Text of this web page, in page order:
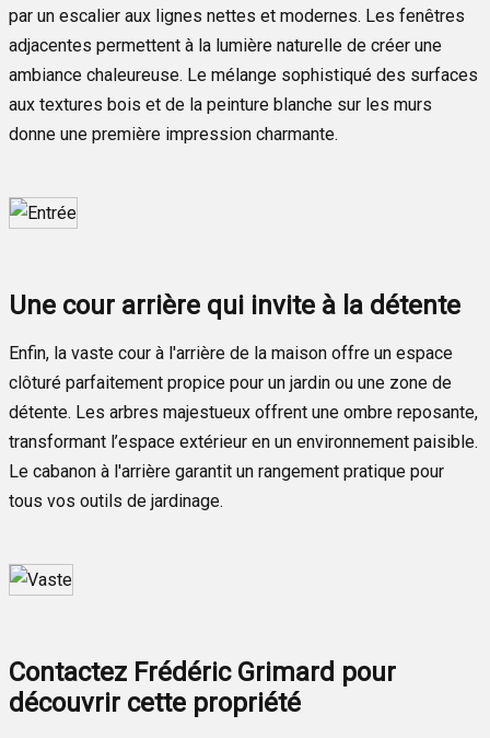
par un escalier aux lignes nettes et modernes. Les fenêtres
adjacentes permettent à la lumière naturelle de créer une
ambiance chaleureuse. Le mélange sophistiqué des surfaces
aux textures bois et de la peinture blanche sur les murs
donne une première impression charmante.
Une cour arrière qui invite à la détente
Enfin, la vaste cour à l'arrière de la maison offre un espace
clôturé parfaitement propice pour un jardin ou une zone de
détente. Les arbres majestueux offrent une ombre reposante,
transformant l’espace extérieur en un environnement paisible.
Le cabanon à l'arrière garantit un rangement pratique pour
tous vos outils de jardinage.
Contactez Frédéric Grimard pour
découvrir cette propriété